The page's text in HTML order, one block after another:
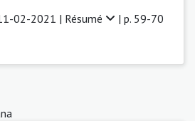
02-2021 | Résumé | p. 59-70